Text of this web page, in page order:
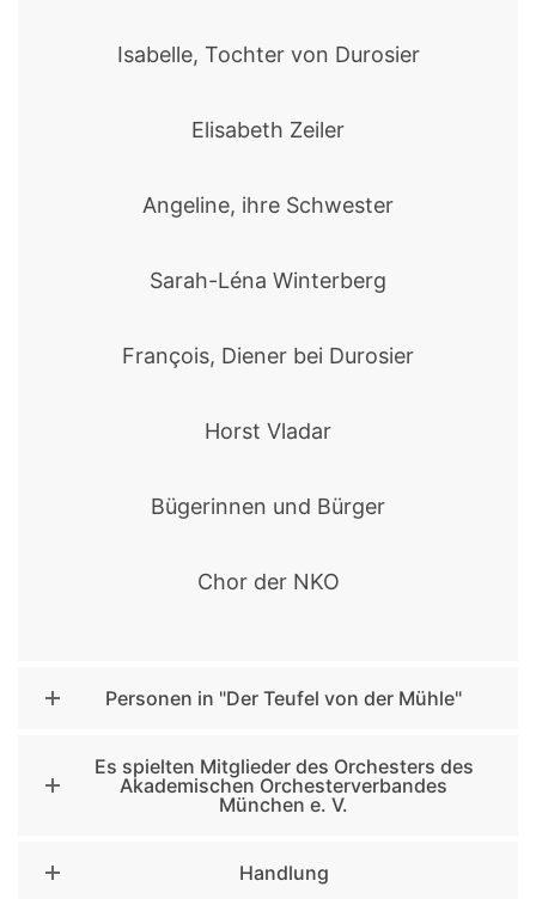
Isabelle, Tochter von Durosier
Elisabeth Zeiler
Angeline, ihre Schwester
Sarah-Léna Winterberg
François, Diener bei Durosier
Horst Vladar
Bügerinnen und Bürger
Chor der NKO
Personen in "Der Teufel von der Mühle"
Es spielten Mitglieder des Orchesters des
Akademischen Orchesterverbandes
München e. V.
Handlung